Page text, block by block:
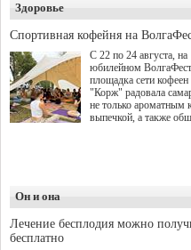
Здоровье
Спортивная кофейня на
С 22 по 24 августа, на
юбилейном
площадка сети кофеен
"Корж" радовала
не только ароматным
выпечкой, а также
Он и она
Лечение бесплодия можно
бесплатно